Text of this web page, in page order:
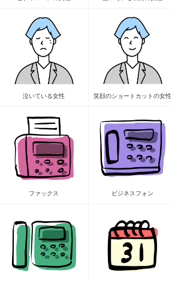
泣いている女性 笑顔のショートカットの女性
ファックス ビジネスフォン